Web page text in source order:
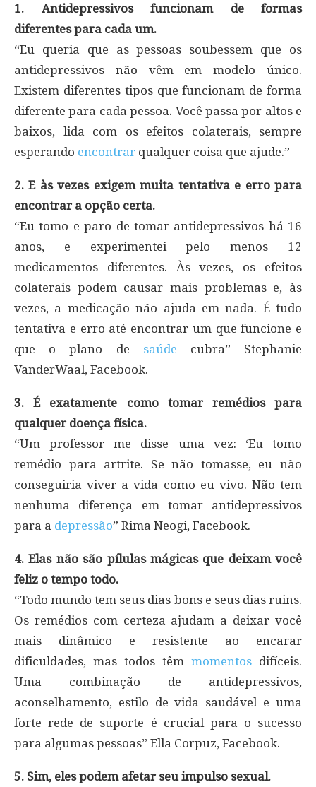
1. Antidepressivos funcionam de formas
diferentes para cada um.
“Eu queria que as pessoas soubessem que os
antidepressivos não vêm em modelo único.
Existem diferentes tipos que funcionam de forma
diferente para cada pessoa. Você passa por altos e
baixos, lida com os efeitos colaterais, sempre
esperando encontrar qualquer coisa que ajude.”
2. E às vezes exigem muita tentativa e erro para
encontrar a opção certa.
“Eu tomo e paro de tomar antidepressivos há 16
anos, e experimentei pelo menos 12
medicamentos diferentes. Às vezes, os efeitos
colaterais podem causar mais problemas e, às
vezes, a medicação não ajuda em nada. É tudo
tentativa e erro até encontrar um que funcione e
que o plano de saúde cubra” Stephanie
VanderWaal, Facebook.
3. É exatamente como tomar remédios para
qualquer doença física.
“Um professor me disse uma vez: ‘Eu tomo
remédio para artrite. Se não tomasse, eu não
conseguiria viver a vida como eu vivo. Não tem
nenhuma diferença em tomar antidepressivos
para a depressão” Rima Neogi, Facebook.
4. Elas não são pílulas mágicas que deixam você
feliz o tempo todo.
“Todo mundo tem seus dias bons e seus dias ruins.
Os remédios com certeza ajudam a deixar você
mais dinâmico e resistente ao encarar
dificuldades, mas todos têm momentos difíceis.
Uma combinação de antidepressivos,
aconselhamento, estilo de vida saudável e uma
forte rede de suporte é crucial para o sucesso
para algumas pessoas” Ella Corpuz, Facebook.
5. Sim, eles podem afetar seu impulso sexual.